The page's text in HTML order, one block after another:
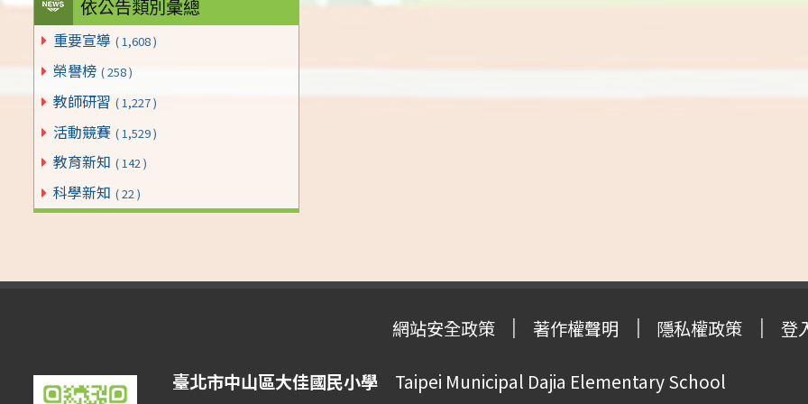
依公告類別彙總
重要宣導 ( 1,608 )
榮譽榜 ( 258 )
教師研習 ( 1,227 )
活動競賽 ( 1,529 )
教育新知 ( 142 )
科學新知 ( 22 )
網站安全政策 著作權聲明 隱私權政策 登
臺北市中山區大佳國民小學Taipei Municipal Dajia Elementary School